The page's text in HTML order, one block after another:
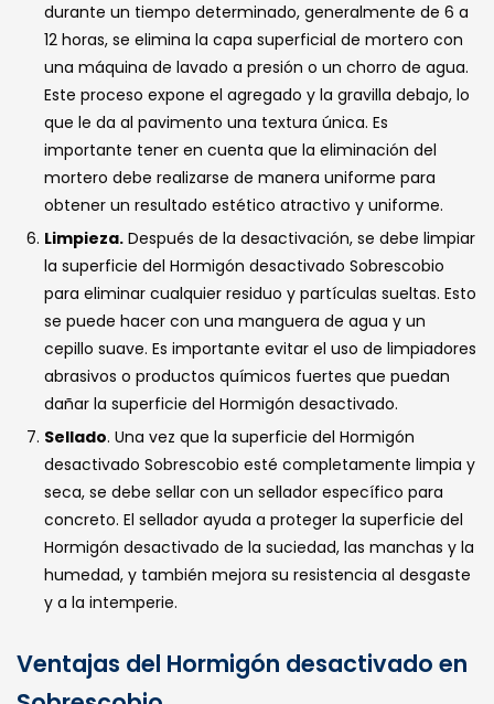
durante un tiempo determinado, generalmente de 6 a
12 horas, se elimina la capa superficial de mortero con
una máquina de lavado a presión o un chorro de agua.
Este proceso expone el agregado y la gravilla debajo, lo
que le da al pavimento una textura única. Es
importante tener en cuenta que la eliminación del
mortero debe realizarse de manera uniforme para
obtener un resultado estético atractivo y uniforme.
Limpieza. Después de la desactivación, se debe limpiar
la superficie del Hormigón desactivado Sobrescobio
para eliminar cualquier residuo y partículas sueltas. Esto
se puede hacer con una manguera de agua y un
cepillo suave. Es importante evitar el uso de limpiadores
abrasivos o productos químicos fuertes que puedan
dañar la superficie del Hormigón desactivado.
Sellado. Una vez que la superficie del Hormigón
desactivado Sobrescobio esté completamente limpia y
seca, se debe sellar con un sellador específico para
concreto. El sellador ayuda a proteger la superficie del
Hormigón desactivado de la suciedad, las manchas y la
humedad, y también mejora su resistencia al desgaste
y a la intemperie.
Ventajas del Hormigón desactivado en